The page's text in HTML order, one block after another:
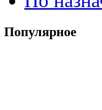
Популярное